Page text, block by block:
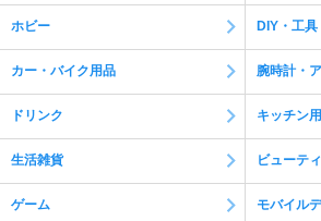
※現在、対応履歴の保存のため、お電話での
来ない状態でございます。 ※恐れ入りますが
ましては問い合わせフォーマットよりお願
ホビー DIY・工具
カー・バイク用品 腕時計・
ドリンク キッチン
生活雑貨 ビューテ
ゲーム モバイル